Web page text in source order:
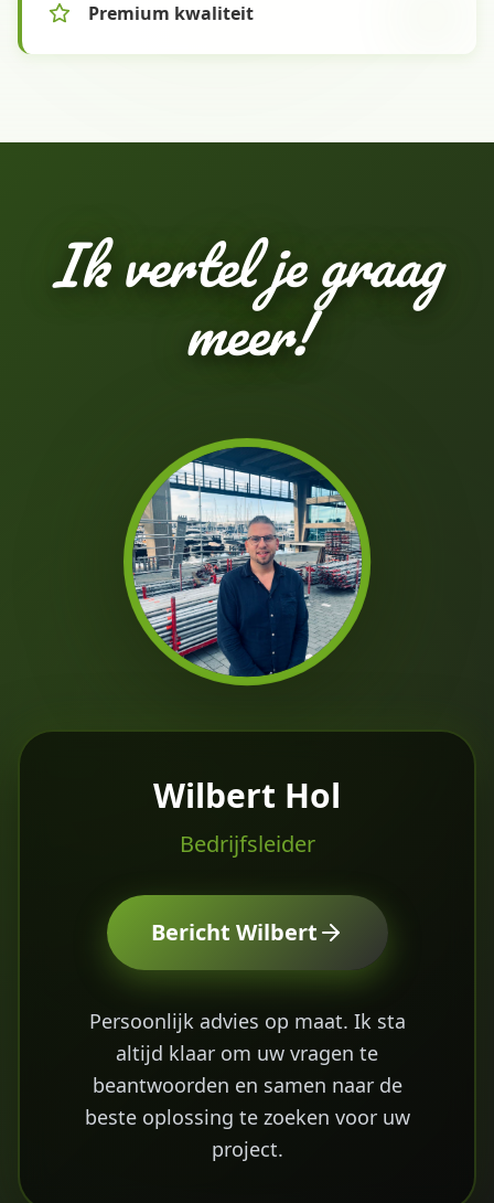
Premium kwaliteit
Ik vertel je graag
meer!
Wilbert Hol
Bedrijfsleider
Bericht Wilbert
Persoonlijk advies op maat. Ik sta
altijd klaar om uw vragen te
beantwoorden en samen naar de
beste oplossing te zoeken voor uw
project.